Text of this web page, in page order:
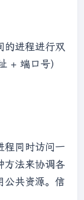
斥信号量
= 0;
rand() %
i <
,0);
的进程进行双
+ 端口号）
程同时访问一
方法来协调各
公共资源。信